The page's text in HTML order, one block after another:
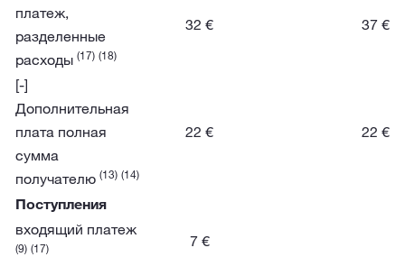
платеж,
разделенные
расходы (17) (18)
32 € 37 €
[-]
Дополнительная
плата полная
сумма
получателю (13) (14)
22 € 22 €
Поступления
входящий платеж
(9) (17) 7 €